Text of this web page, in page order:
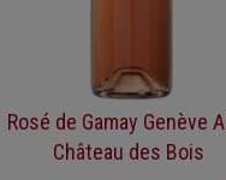
Rosé de Gamay Genève
Château des Bois